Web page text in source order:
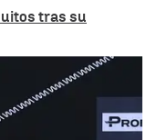
tras su